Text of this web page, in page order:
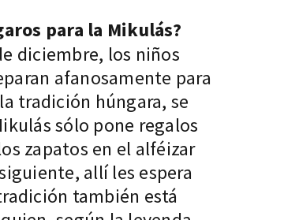
para la Mikulás?
diciembre, los niños
afanosamente para
tradición húngara, se
sólo pone regalos
zapatos en el alféizar
allí les espera
también está